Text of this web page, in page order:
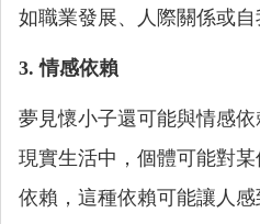
如職業發展、人際關係或自
3. 情感依賴
夢見懷小子還可能與情感
現實生活中，個體可能對
依賴，這種依賴可能讓人感